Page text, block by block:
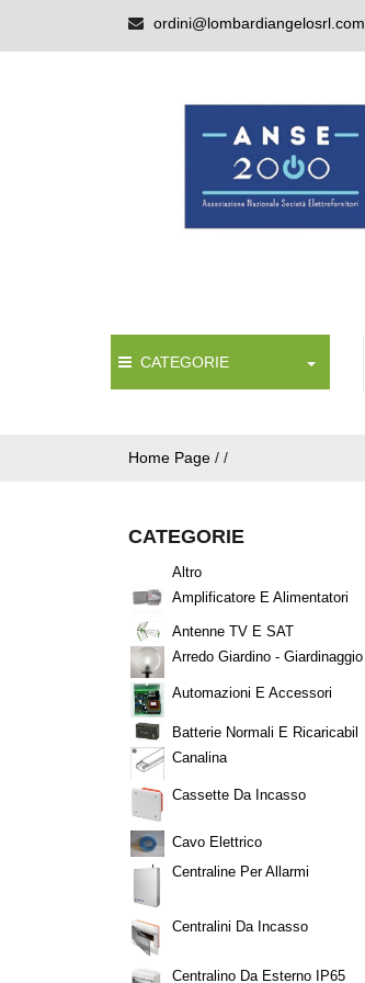
ordini@lombardiangelosrl.com
CATEGORIE
Home Page / /
CATEGORIE
Altro
Amplificatore E Alimentatori
Antenne TV E SAT
Arredo Giardino - Giardinaggio
Automazioni E Accessori
Batterie Normali E Ricaricabil
Canalina
Cassette Da Incasso
Cavo Elettrico
Centraline Per Allarmi
Centralini Da Incasso
Centralino Da Esterno IP65